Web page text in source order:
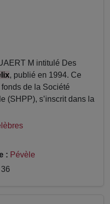
M intitulé Des
, publié en 1994. Ce
de la Société
(SHPP), s’inscrit dans la
: Pévèle
36